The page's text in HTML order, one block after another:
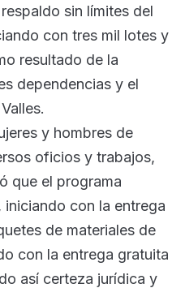
sin límites del
con tres mil lotes y
resultado de la
dependencias y el
y hombres de
oficios y trabajos,
que el programa
con la entrega
de materiales de
con la entrega gratuita
así certeza jurídica y